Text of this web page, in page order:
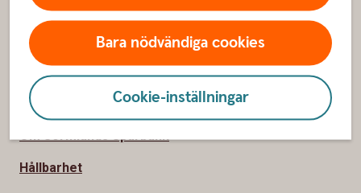
Bara nödvändiga cookies
Cookie-inställningar
Bli kund
Priser, räntor och kurser
Om oss
Om Sörmlands Sparbank
Hållbarhet